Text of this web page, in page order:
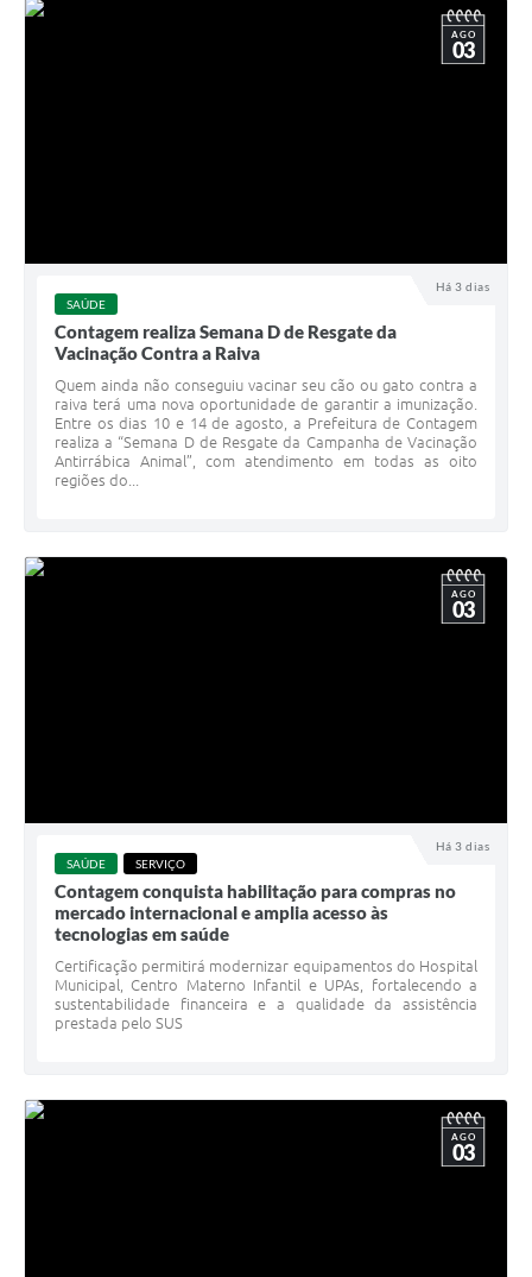
Há 3 dias
AGO
03
SAÚDE
Contagem realiza Semana D de Resgate da
Vacinação Contra a Raiva
Quem ainda não conseguiu vacinar seu cão ou gato contra a
raiva terá uma nova oportunidade de garantir a imunização.
Entre os dias 10 e 14 de agosto, a Prefeitura de Contagem
realiza a “Semana D de Resgate da Campanha de Vacinação
Antirrábica Animal”, com atendimento em todas as oito
regiões do...
Há 3 dias
AGO
03
SAÚDE SERVIÇO
Contagem conquista habilitação para compras no
mercado internacional e amplia acesso às
tecnologias em saúde
Certificação permitirá modernizar equipamentos do Hospital
Municipal, Centro Materno Infantil e UPAs, fortalecendo a
sustentabilidade financeira e a qualidade da assistência
prestada pelo SUS
AGO
03